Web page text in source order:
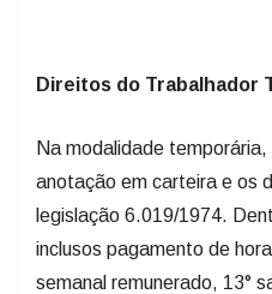
Direitos do Trabalhador
Na modalidade
anotação em carteira e os
legislação 6.019/1974.
inclusos pagamento de
semanal remunerado, 13°